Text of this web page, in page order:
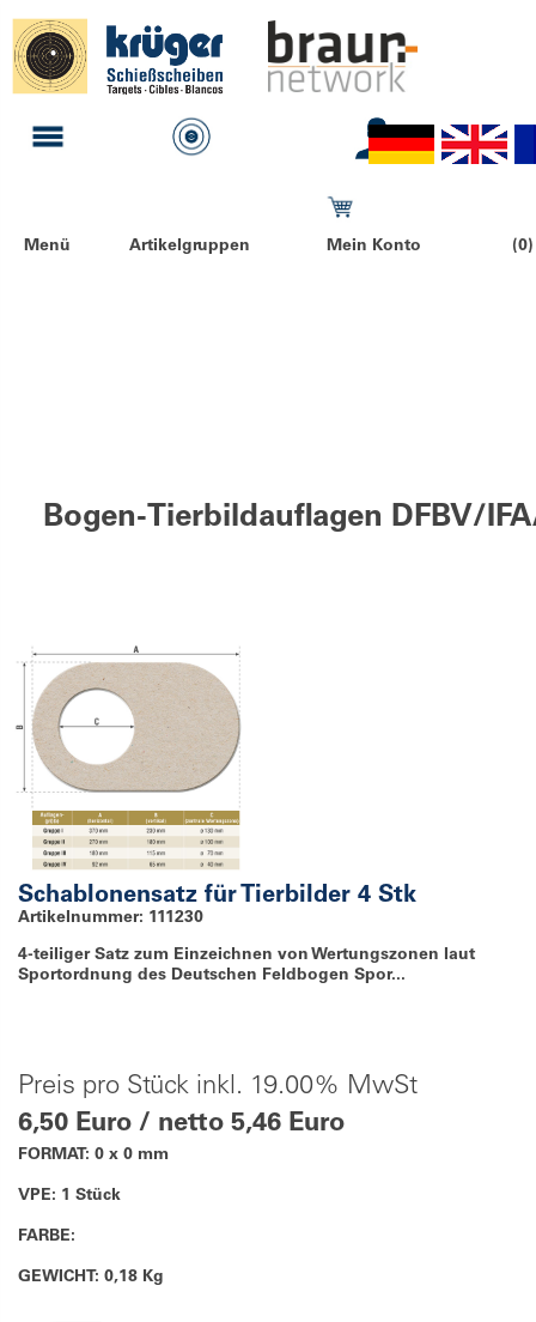
Menü Artikelgruppen Mein Konto
Bogen-Tierbildauflagen DFBV/
Schablonensatz für Tierbilder 4 Stk
Artikelnummer: 111230
4-teiliger Satz zum Einzeichnen von Wertungszonen laut
Sportordnung des Deutschen Feldbogen Spor...
Preis pro Stück inkl. 19.00% MwSt
6,50 Euro / netto 5,46 Euro
FORMAT: 0 x 0 mm
VPE: 1 Stück
FARBE:
GEWICHT: 0,18 Kg